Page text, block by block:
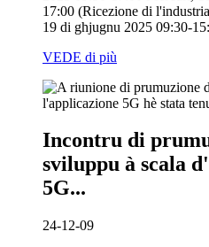
17:00 (Ricezione di
19 di ghjugnu 2025 09:30-
VEDE di più
Incontru di
sviluppu à scala
5G...
24-12-09